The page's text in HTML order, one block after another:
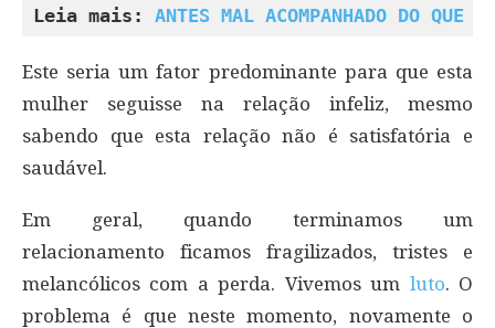
Leia mais: ANTES MAL ACOMPANHADO DO QUE
Este seria um fator predominante para que esta
mulher seguisse na relação infeliz, mesmo
sabendo que esta relação não é satisfatória e
saudável.
Em geral, quando terminamos um
relacionamento ficamos fragilizados, tristes e
melancólicos com a perda. Vivemos um luto. O
problema é que neste momento, novamente o